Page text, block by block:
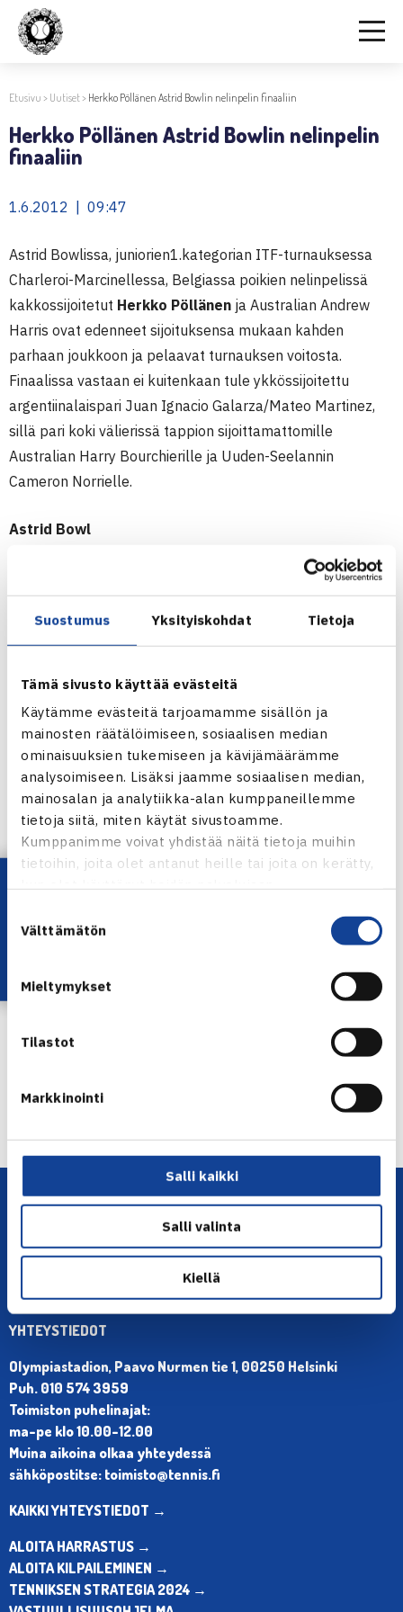
Suostumus Yksityiskohdat Tietoja
Tämä sivusto käyttää evästeitä
Käytämme evästeitä tarjoamamme sisällön ja
mainosten räätälöimiseen, sosiaalisen median
ominaisuuksien tukemiseen ja kävijämäärämme
analysoimiseen. Lisäksi jaamme sosiaalisen median,
mainosalan ja analytiikka-alan kumppaneillemme
tietoja siitä, miten käytät sivustoamme.
Kumppanimme voivat yhdistää näitä tietoja muihin
tietoihin, joita olet antanut heille tai joita on kerätty,
valinta
Välttämätön
Mieltymykset
Tilastot
Markkinointi
Salli kaikki
Salli valinta
Kiellä
Etusivu > Uutiset> Herkko Pöllänen Astrid Bowlin nelinpelin finaaliin
Herkko Pöllänen Astrid Bowlin nelinpelin
finaaliin
1.6.2012 | 09:47
Astrid Bowlissa, juniorien1.kategorian ITF-turnauksessa
Charleroi-Marcinellessa, Belgiassa poikien nelinpelissä
kakkossijoitetut Herkko Pöllänen ja Australian Andrew
Harris ovat edenneet sijoituksensa mukaan kahden
parhaan joukkoon ja pelaavat turnauksen voitosta.
Finaalissa vastaan ei kuitenkaan tule ykkössijoitettu
argentiinalaispari Juan Ignacio Galarza/Mateo Martinez,
sillä pari koki välierissä tappion sijoittamattomille
Australian Harry Bourchierille ja Uuden-Seelannin
Cameron Norrielle.
Astrid Bowl
28.-5.-2.6.2012 Charleroi-Marcinella, Belgia
Puolivälieriä: Andrew Harris Australia/Herkko Pöllänen (2.)
Välieriä: Harris/Pöllänen – Michael Geerts/Joseph van
Dooren Belgia 63 63
Astrid Bowl verkossa
← Edellinen
Lataa OmaTennis!
YHTEYSTIEDOT
Olympiastadion, Paavo Nurmen tie 1, 00250 Helsinki
Puh. 010 574 3959
Toimiston puhelinajat:
ma-pe klo 10.00-12.00
Muina aikoina olkaa yhteydessä
sähköpostitse: toimisto@tennis.fi
KAIKKI YHTEYSTIEDOT →
ALOITA HARRASTUS →
ALOITA KILPAILEMINEN →
TENNIKSEN STRATEGIA 2024 →